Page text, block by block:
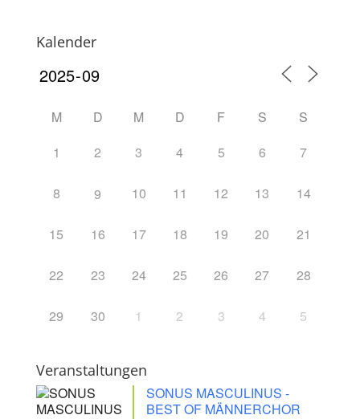
Kalender
M D M D F S
S
1
2 3 4 5 6 7
8 9 10 11 12 13 14
15 16 17 18 19 20 21
22 23 24 25 26 27 28
29 30 1 2 3 4 5
Veranstaltungen
SONUS MASCULINUS -
BEST OF MÄNNERCHOR